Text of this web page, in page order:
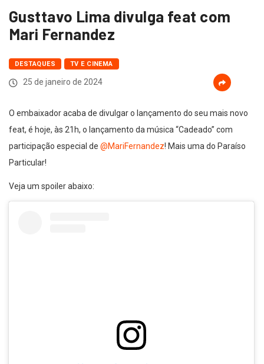
Gusttavo Lima divulga feat com
Mari Fernandez
DESTAQUES TV E CINEMA
25 de janeiro de 2024
O embaixador acaba de divulgar o lançamento do seu mais novo
feat, é hoje, às 21h, o lançamento da música “Cadeado” com
participação especial de @MariFernandez! Mais uma do Paraíso
Particular!
Veja um spoiler abaixo: